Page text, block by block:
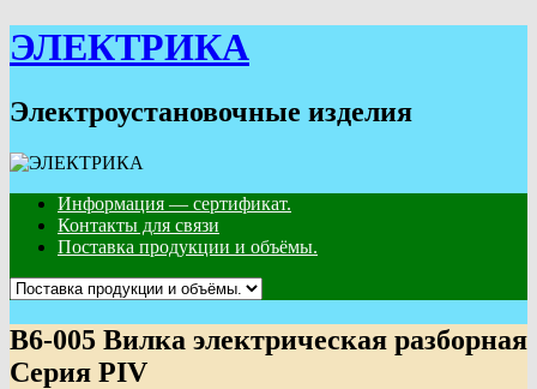
Skip
to
ЭЛЕКТРИКА
Электроустановочные изделия
Информация — сертификат.
Контакты для связи
Поставка продукции и объёмы.
В6-005 Вилка электрическая разборная
Серия PIV